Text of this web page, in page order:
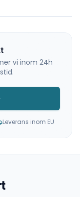
vi inom 24h
Leverans inom EU